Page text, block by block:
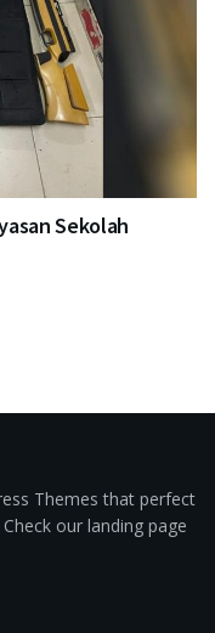
Sekolah
Themes that perfect
our landing page